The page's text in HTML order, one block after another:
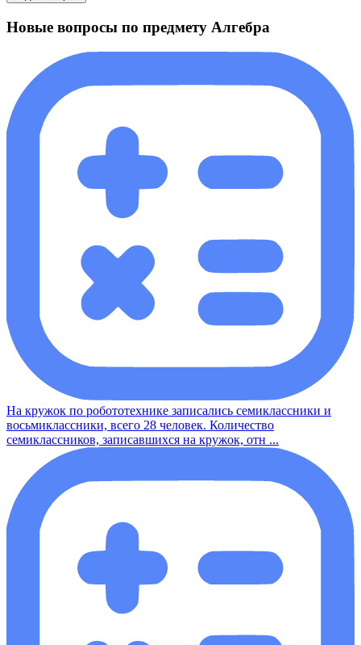
Новые вопросы по предмету Алгебра
На кружок по робототехнике записались семиклассники и
восьмиклассники, всего 28 человек. Количество
семиклассников, записавшихся на кружок, отн ...